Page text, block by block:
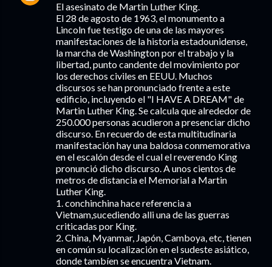
El asesinato de Martin Luther King.
El 28 de agosto de 1963, el monumento a
Lincoln fue testigo de una de las mayores
manifestaciones de la historia estadounidense,
la marcha de Washington por el trabajo y la
libertad, punto candente del movimiento por
los derechos civiles en EEUU. Muchos
discursos se han pronunciado frente a este
edificio, incluyendo el "I HAVE A DREAM" de
Martin Luther King. Se calcula que alrededor de
250.000 personas acudieron a presenciar dicho
discurso. En recuerdo de esta multitudinaria
manifestación hay una baldosa conmemorativa
en el escalón desde el cual el reverendo King
pronunció dicho discurso. A unos cientos de
metros de distancia el Memorial a Martin
Luther King.
1. conchinchina hace referencia a
Vietnam,sucediendo alli una de las guerras
criticadas por King.
2. China, Myanmar, Japón, Camboya, etc, tienen
en común su localización en el sudeste asiático,
donde tambíen se encuentra Vietnam.